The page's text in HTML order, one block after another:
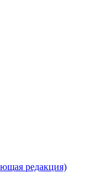
редакция)